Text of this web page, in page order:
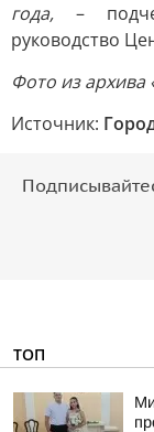
года,–
руководство
Фото из архива
Источник:
ТОП